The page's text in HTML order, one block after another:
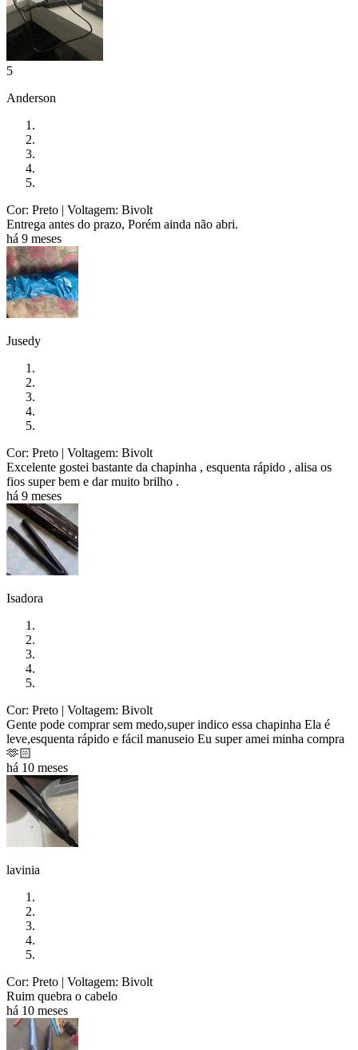
5
Anderson
Cor: Preto | Voltagem: Bivolt
Entrega antes do prazo, Porém ainda não abri.
há 9 meses
Jusedy
Cor: Preto | Voltagem: Bivolt
Excelente gostei bastante da chapinha , esquenta rápido , alisa os
fios super bem e dar muito brilho .
há 9 meses
Isadora
Cor: Preto | Voltagem: Bivolt
Gente pode comprar sem medo,super indico essa chapinha Ela é
leve,esquenta rápido e fácil manuseio Eu super amei minha compra
🫶🏻
há 10 meses
lavinia
Cor: Preto | Voltagem: Bivolt
Ruim quebra o cabelo
há 10 meses